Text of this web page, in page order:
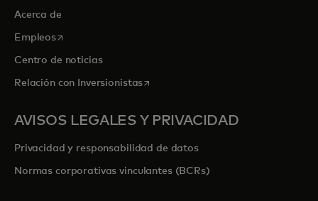
Acerca de
Empleosse abre en una pestaña nueva
Centro de noticias
Relación con Inversionistasse abre en una pestaña nueva
AVISOS LEGALES Y PRIVACIDAD
Privacidad y responsabilidad de datos
Normas corporativas vinculantes (BCRs)